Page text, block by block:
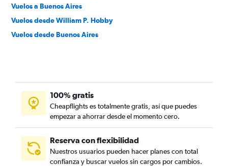
Vuelos a Buenos Aires
Vuelos desde William P. Hobby
Vuelos desde Buenos Aires
100% gratis
Cheapflights es totalmente gratis, así que puedes
empezar a ahorrar desde el momento cero.
Reserva con flexibilidad
Nuestros usuarios pueden hacer planes con total
confianza y buscar vuelos sin cargos por cambios.